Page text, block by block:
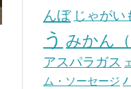
んぼ じゃがい
う みかん（
アスパラガス
ム・ソーセージ